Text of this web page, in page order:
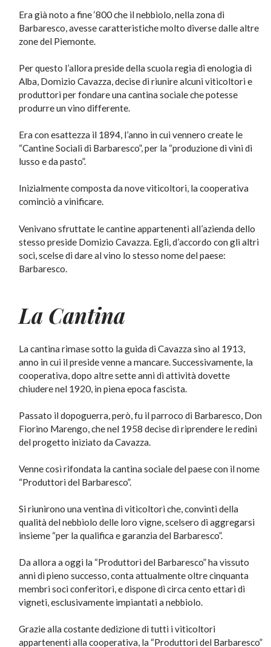
Era già noto a fine ‘800 che il nebbiolo, nella zona di
Barbaresco, avesse caratteristiche molto diverse dalle altre
zone del Piemonte.
Per questo l’allora preside della scuola regia di enologia di
Alba, Domizio Cavazza, decise di riunire alcuni viticoltori e
produttori per fondare una cantina sociale che potesse
produrre un vino differente.
Era con esattezza il 1894, l’anno in cui vennero create le
“Cantine Sociali di Barbaresco”, per la “produzione di vini di
lusso e da pasto”.
Inizialmente composta da nove viticoltori, la cooperativa
cominciò a vinificare.
Venivano sfruttate le cantine appartenenti all’azienda dello
stesso preside Domizio Cavazza. Egli, d’accordo con gli altri
soci, scelse di dare al vino lo stesso nome del paese:
Barbaresco.
La Cantina
La cantina rimase sotto la guida di Cavazza sino al 1913,
anno in cui il preside venne a mancare. Successivamente, la
cooperativa, dopo altre sette anni di attività dovette
chiudere nel 1920, in piena epoca fascista.
Passato il dopoguerra, però, fu il parroco di Barbaresco, Don
Fiorino Marengo, che nel 1958 decise di riprendere le redini
del progetto iniziato da Cavazza.
Venne così rifondata la cantina sociale del paese con il nome
“Produttori del Barbaresco”.
Si riunirono una ventina di viticoltori che, convinti della
qualità del nebbiolo delle loro vigne, scelsero di aggregarsi
insieme “per la qualifica e garanzia del Barbaresco”.
Da allora a oggi la “Produttori del Barbaresco” ha vissuto
anni di pieno successo, conta attualmente oltre cinquanta
membri soci conferitori, e dispone di circa cento ettari di
vigneti, esclusivamente impiantati a nebbiolo.
Grazie alla costante dedizione di tutti i viticoltori
appartenenti alla cooperativa, la “Produttori del Barbaresco”